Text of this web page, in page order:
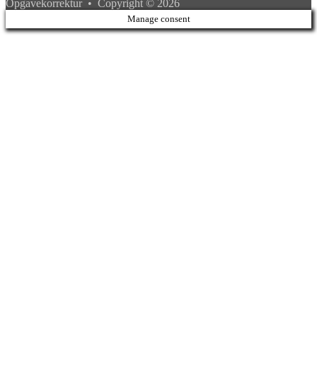
Opgavekorrektur • Copyright © 2026
Manage consent